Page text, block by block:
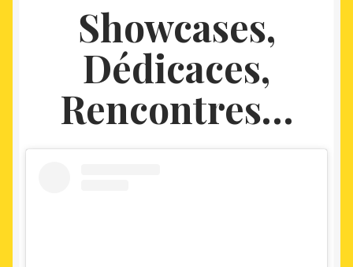
Showcases,
Dédicaces,
Rencontres…